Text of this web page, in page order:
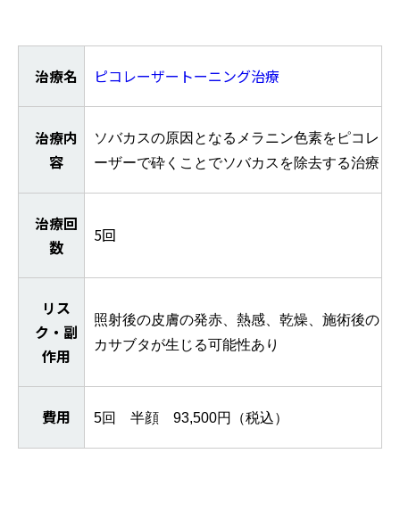
治療名 ピコレーザートーニング治療
治療内
容
ソバカスの原因となるメラニン色素をピコレ
ーザーで砕くことでソバカスを除去する治療
治療回
数
5回
リス
ク・副
作用
照射後の皮膚の発赤、熱感、乾燥、施術後の
カサブタが生じる可能性あり
費用 5回 半顔 93,500円（税込）